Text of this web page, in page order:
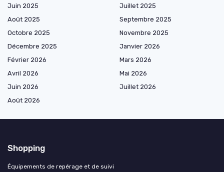
Juin 2025
Juillet 2025
Août 2025
Septembre 2025
Octobre 2025
Novembre 2025
Décembre 2025
Janvier 2026
Février 2026
Mars 2026
Avril 2026
Mai 2026
Juin 2026
Juillet 2026
Août 2026
Shopping
Équipements de repérage et de suivi